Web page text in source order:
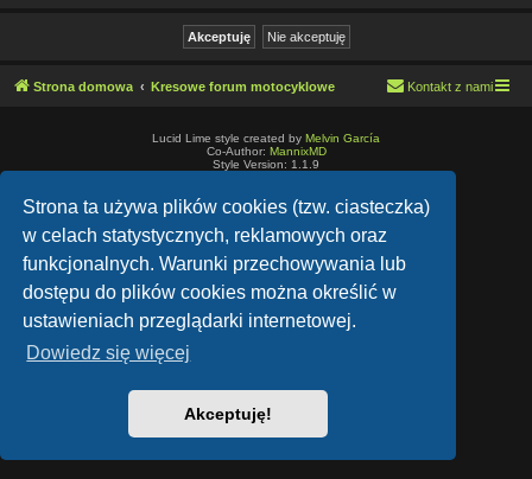
Strona ta używa plików cookies (tzw. ciasteczka)
w celach statystycznych, reklamowych oraz
funkcjonalnych. Warunki przechowywania lub
dostępu do plików cookies można określić w
ustawieniach przeglądarki internetowej.
Dowiedz się więcej
Akceptuję!
Strona domowa Kresowe forum motocyklowe Kontakt z nami
Lucid Lime style created by Melvin García
Co-Author: MannixMD
Style Version: 1.1.9
Polski pakiet językowy dostarcza
phpBB.pl